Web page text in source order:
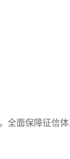
面保障征信体